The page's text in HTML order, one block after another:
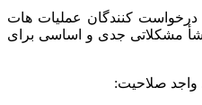
کنندگان عملیات هات
مشکلاتی جدی و اساسی برای
واجد صلاحیت: